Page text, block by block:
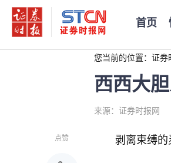
首页
您当前的位置： 证券
西西大
来源：证券时报网
点赞 剥离束缚